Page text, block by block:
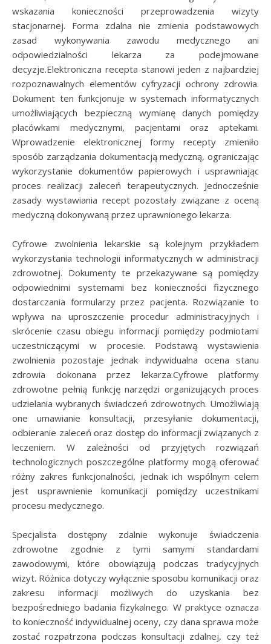
wskazania konieczności przeprowadzenia wizyty
stacjonarnej. Forma zdalna nie zmienia podstawowych
zasad wykonywania zawodu medycznego ani
odpowiedzialności lekarza za podejmowane
decyzje.Elektroniczna recepta stanowi jeden z najbardziej
rozpoznawalnych elementów cyfryzacji ochrony zdrowia.
Dokument ten funkcjonuje w systemach informatycznych
umożliwiających bezpieczną wymianę danych pomiędzy
placówkami medycznymi, pacjentami oraz aptekami.
Wprowadzenie elektronicznej formy recepty zmieniło
sposób zarządzania dokumentacją medyczną, ograniczając
wykorzystanie dokumentów papierowych i usprawniając
proces realizacji zaleceń terapeutycznych. Jednocześnie
zasady wystawiania recept pozostały związane z oceną
medyczną dokonywaną przez uprawnionego lekarza.
Cyfrowe zwolnienia lekarskie są kolejnym przykładem
wykorzystania technologii informatycznych w administracji
zdrowotnej. Dokumenty te przekazywane są pomiędzy
odpowiednimi systemami bez konieczności fizycznego
dostarczania formularzy przez pacjenta. Rozwiązanie to
wpływa na uproszczenie procedur administracyjnych i
skrócenie czasu obiegu informacji pomiędzy podmiotami
uczestniczącymi w procesie. Podstawą wystawienia
zwolnienia pozostaje jednak indywidualna ocena stanu
zdrowia dokonana przez lekarza.Cyfrowe platformy
zdrowotne pełnią funkcję narzędzi organizujących proces
udzielania wybranych świadczeń zdrowotnych. Umożliwiają
one umawianie konsultacji, przesyłanie dokumentacji,
odbieranie zaleceń oraz dostęp do informacji związanych z
leczeniem. W zależności od przyjętych rozwiązań
technologicznych poszczególne platformy mogą oferować
różny zakres funkcjonalności, jednak ich wspólnym celem
jest usprawnienie komunikacji pomiędzy uczestnikami
procesu medycznego.
Specjalista dostępny zdalnie wykonuje świadczenia
zdrowotne zgodnie z tymi samymi standardami
zawodowymi, które obowiązują podczas tradycyjnych
wizyt. Różnica dotyczy wyłącznie sposobu komunikacji oraz
zakresu informacji możliwych do uzyskania bez
bezpośredniego badania fizykalnego. W praktyce oznacza
to konieczność indywidualnej oceny, czy dana sprawa może
zostać rozpatrzona podczas konsultacji zdalnej, czy też